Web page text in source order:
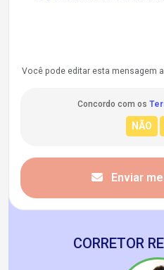
Você pode editar esta mensagem
Concordo com os
Enviar
CORRETOR